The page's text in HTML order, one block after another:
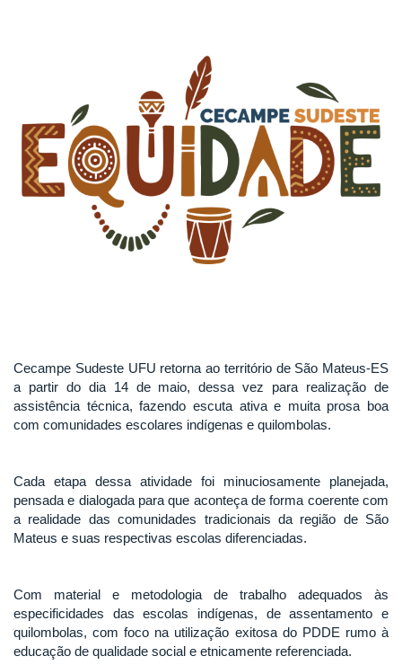
Cecampe Sudeste UFU retorna ao território de São Mateus-ES
a partir do dia 14 de maio, dessa vez para realização de
assistência técnica, fazendo escuta ativa e muita prosa boa
com comunidades escolares indígenas e quilombolas.
Cada etapa dessa atividade foi minuciosamente planejada,
pensada e dialogada para que aconteça de forma coerente com
a realidade das comunidades tradicionais da região de São
Mateus e suas respectivas escolas diferenciadas.
Com material e metodologia de trabalho adequados às
especificidades das escolas indígenas, de assentamento e
quilombolas, com foco na utilização exitosa do PDDE rumo à
educação de qualidade social e etnicamente referenciada.